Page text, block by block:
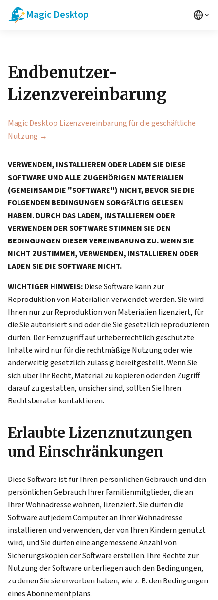
Magic Desktop
Endbenutzer-
Lizenzvereinbarung
Magic Desktop Lizenzvereinbarung für die geschäftliche
Nutzung →
VERWENDEN, INSTALLIEREN ODER LADEN SIE DIESE
SOFTWARE UND ALLE ZUGEHÖRIGEN MATERIALIEN
(GEMEINSAM DIE "SOFTWARE") NICHT, BEVOR SIE DIE
FOLGENDEN BEDINGUNGEN SORGFÄLTIG GELESEN
HABEN. DURCH DAS LADEN, INSTALLIEREN ODER
VERWENDEN DER SOFTWARE STIMMEN SIE DEN
BEDINGUNGEN DIESER VEREINBARUNG ZU. WENN SIE
NICHT ZUSTIMMEN, VERWENDEN, INSTALLIEREN ODER
LADEN SIE DIE SOFTWARE NICHT.
WICHTIGER HINWEIS:Diese Software kann zur
Reproduktion von Materialien verwendet werden. Sie wird
Ihnen nur zur Reproduktion von Materialien lizenziert, für
die Sie autorisiert sind oder die Sie gesetzlich reproduzieren
dürfen. Der Fernzugriff auf urheberrechtlich geschützte
Inhalte wird nur für die rechtmäßige Nutzung oder wie
anderweitig gesetzlich zulässig bereitgestellt. Wenn Sie
sich über Ihr Recht, Material zu kopieren oder den Zugriff
darauf zu gestatten, unsicher sind, sollten Sie Ihren
Rechtsberater kontaktieren.
Erlaubte Lizenznutzungen
und Einschränkungen
Diese Software ist für Ihren persönlichen Gebrauch und den
persönlichen Gebrauch Ihrer Familienmitglieder, die an
Ihrer Wohnadresse wohnen, lizenziert. Sie dürfen die
Software auf jedem Computer an Ihrer Wohnadresse
installieren und verwenden, der von Ihren Kindern genutzt
wird, und Sie dürfen eine angemessene Anzahl von
Sicherungskopien der Software erstellen. Ihre Rechte zur
Nutzung der Software unterliegen auch den Bedingungen,
zu denen Sie sie erworben haben, wie z. B. den Bedingungen
eines Abonnementplans.